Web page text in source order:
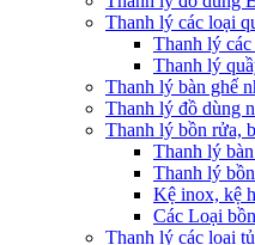
Thanh lý các loại
Thanh lý
Thanh lý
Thanh lý bàn ghế
Thanh lý đồ dùng
Thanh lý bồn rửa,
Thanh lý
Thanh lý
Kệ inox, kệ
Các Loại
Thanh lý các loại